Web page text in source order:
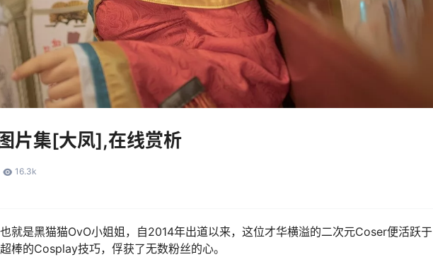
片集[大凤],在线赏析
16.3k
就是黑猫猫OvO小姐姐，自2014年出道以来，这位才华横溢的二次元Coser便活跃于
棒的Cosplay技巧，俘获了无数粉丝的心。